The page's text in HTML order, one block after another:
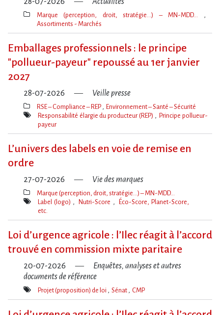
Thèmes(s)
Marque (perception, droit, stratégie…) – MN-MDD…
Assortiments - Marchés
Emballages professionnels : le principe
"pollueur-payeur" repoussé au 1er janvier
2027
28-07-2026 Veille presse
Thèmes(s)
RSE – Compliance – REP Environnement – Santé – Sécurité
Mot(s)-
Responsabilité élargie du producteur (REP)
Principe pollueur-
payeur
L’univers des labels en voie de remise en
ordre
27-07-2026 Vie des marques
Thèmes(s)
Marque (perception, droit, stratégie…) – MN-MDD…
Mot(s)-
Label (logo) Nutri-Score
Éco-Score, Planet-Score,
etc.
Loi d​‌’urgence agricole : l​‌’Ilec réagit à l​‌’accord
trouvé en commission mixte paritaire
20-07-2026
Enquêtes, analyses et autres
documents de référence
Mot(s)-
Projet (proposition) de loi Sénat CMP